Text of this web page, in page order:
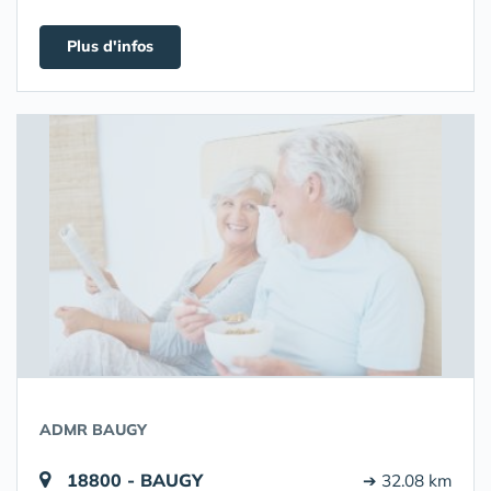
Plus d'infos
ADMR BAUGY
18800 - BAUGY ➔ 32.08 km